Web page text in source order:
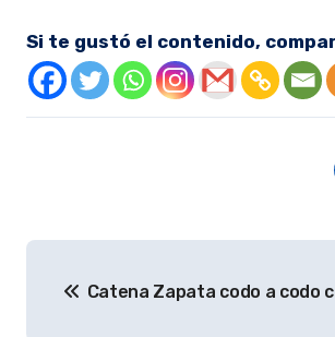
Si te gustó el contenido,
de
Catena Zapata codo a codo